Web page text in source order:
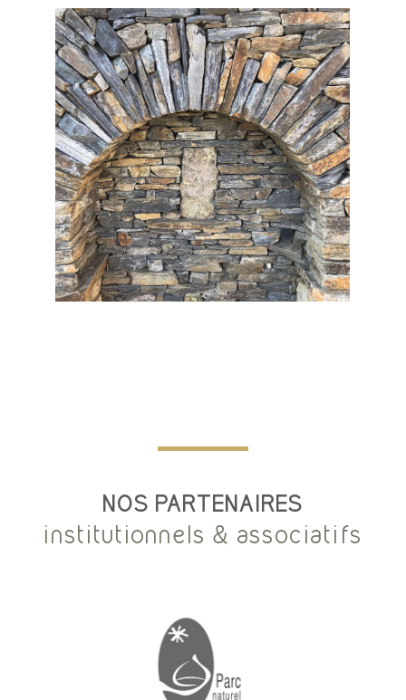
NOS PARTENAIRES
institutionnels & associatifs